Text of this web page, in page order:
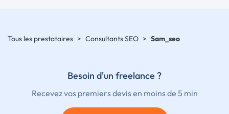
Tous les prestataires > Consultants SEO > Sam_seo
Besoin d'un freelance ?
Recevez vos premiers devis en moins de 5 min